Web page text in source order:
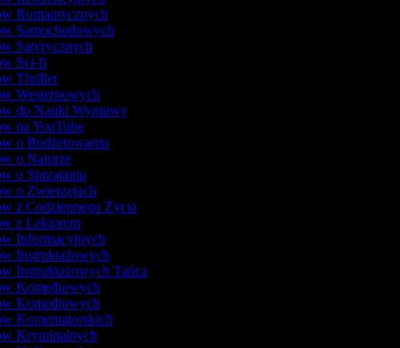
Romantycznych
Samochodowych
Satyrycznych
Sci-fi
Thriller
Westernowych
do Nauki Wymowy
na YouTube
o Budżetowaniu
o Naturze
o Sprzątaniu
o Zwierzętach
z Codziennego Życia
z Lektorem
Informacyjnych
Instruktażowych
Instruktażowych Tańca
Komediowych
Komediowych
Komentatorskich
Kryminalnych